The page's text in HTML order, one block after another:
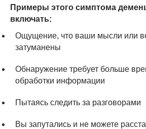
Примеры этого симптома
включать:
Ощущение, что ваши мысли или
затуманены
Обнаружение требует больше
обработки информации
Пытаясь следить за разговорами
Вы запутались и не можете